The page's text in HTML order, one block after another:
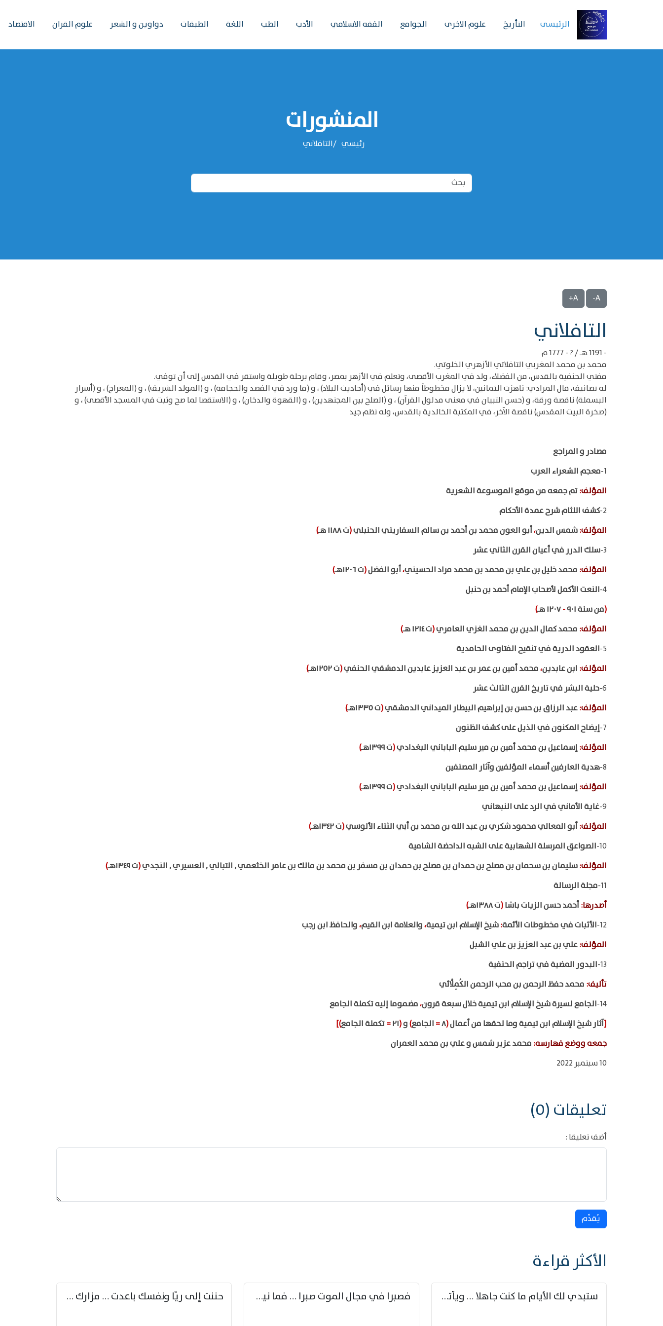
الرئیسی التأريخ علوم الاخرى الجوامع الفقه الاسلامي الأدب الطب اللغة الطبقات دواوين و الشعر علوم القران الاقتصاد
المنشورات
رئيسي ‌‌التافلاني
A-
A+
‌‌التافلاني
- 1191 هـ / ? - 1777 م
محمد بن محمد المغربي التافلاتي الأزهري الخلوتي.
مفتي الحنفية بالقدس، من الفضلاء، ولد في المغرب الأقصى، وتعلم في الأزهر بمصر، وقام برحلة طويلة واستقر في القدس إلى أن توفي.
له تصانيف، قال المرادي: ناهزت الثمانين، لا يزال مخطوطاً منها رسائل في (أحاديث البلاد) ، و (ما ورد في الفصد والحجامة) ، و (المولد الشريف) ، و (المعراج) ، و (أسرار
البسملة) ناقصة ورقة، و (حسن التبيان في معنى مدلول القرآن) ، و (الصلح بين المجتهدين) ، و (القهوة والدخان) ، و (الاستقصا لما صح وثبت في المسجد الأقصى) ، و
(صخرة البيت المقدس) ناقصة الآخر، في المكتبة الخالدية بالقدس، وله نظم جيد
مصادر و المراجع
1- معجم الشعراء العرب
المؤلف:تم جمعه من موقع الموسوعة الشعرية
2- كشف اللثام شرح عمدة الأحكام
المؤلف:شمس الدين،أبو العون محمد بن أحمد بن سالم السفاريني الحنبلي(ت ١١٨٨ هـ
)
3- سلك الدرر في أعيان القرن الثاني عشر
المؤلف: محمد خليل بن علي بن محمد بن محمد مراد الحسيني،أبو الفضل(ت ١٢٠٦هـ
)
4- النعت الأكمل لأصحاب الإمام أحمد بن حنبل
(من سنة ٩٠١ -
)
المؤلف: محمد كمال الدين بن محمد الغزي العامري(ت ١٢١٤ هـ
)
5- العقود الدرية في تنقيح الفتاوى الحامدية
المؤلف: ابن عابدين،محمد أمين بن عمر بن عبد العزيز عابدين الدمشقي الحنفي(ت ١٢٥٢هـ
)
6- حلية البشر في تاريخ القرن الثالث عشر
المؤلف:عبد الرزاق بن حسن بن إبراهيم البيطار الميداني الدمشقي(ت ١٣٣٥هـ
)
7- إيضاح المكنون في الذيل على كشف الظنون
المؤلف:إسماعيل بن محمد أمين بن مير سليم الباباني البغدادي(ت ١٣٩٩هـ
)
8- هدية العارفين أسماء المؤلفين وآثار المصنفين
المؤلف:إسماعيل بن محمد أمين بن مير سليم الباباني البغدادي(ت ١٣٩٩هـ
)
9- غاية الأماني في الرد على النبهاني
المؤلف:أبو المعالي محمود شكري بن عبد الله بن محمد بن أبي الثناء الألوسي(ت ١٣٤٢هـ
)
10- الصواعق المرسلة الشهابية على الشبه الداحضة الشامية
المؤلف:سليمان بن سحمان بن مصلح بن حمدان بن مصلح بن حمدان بن مسفر بن محمد بن مالك بن عامر الخثعمي , التبالي , العسيري , النجدي(ت ١٣٤٩هـ
)
11- مجلة الرسالة
أصدرها:أحمد حسن الزيات باشا(ت ١٣٨٨هـ
)
12- الأثبات في مخطوطات الأئمة:شيخ الإسلام ابن تيمية،والعلامة ابن القيم،والحافظ ابن رجب
المؤلف:علي بن عبد العزيز بن علي الشبل
13- البدور المضية في تراجم الحنفية
تأليف: محمد حفظ الرحمن بن محب الرحمن الكُمِلَّائي
14- الجامع لسيرة شيخ الإسلام ابن تيمية خلال سبعة قرون،مضموما إليه تكملة الجامع
[آثار شيخ الإسلام ابن تيمية وما لحقها من أعمال(٨= الجامع)و(٢١=تكملة الجامع)]
جمعه ووضع فهارسه: محمد عزير شمس و علي بن محمد العمران
10 سبتمبر 2022
تعليقات (0)
أضف تعليقا :
يُقدِّم
الأكثر قراءة
ستبدي لك الأيام ما كنت جاهلا … ويأتيك بالأخبار من لم تزوّد فصبرا في مجال الموت صبرا … فما نيل الخلود بمستطاع حننت إلى ريّا ونفسك باعدت … مزارك من ريّا وشعباكما معا